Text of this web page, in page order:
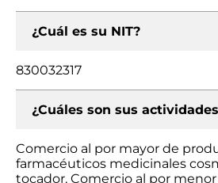
¿Cuál es su NIT?
830032317
¿Cuáles son sus
Comercio al por mayor de
farmacéuticos medicinales
tocador, Comercio al por